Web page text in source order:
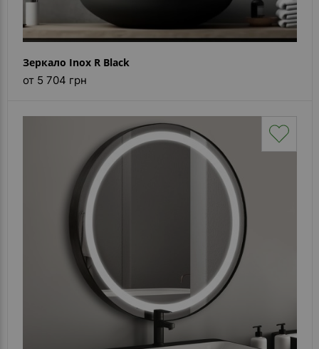
Зеркало Inox R Black
от 5 704 грн